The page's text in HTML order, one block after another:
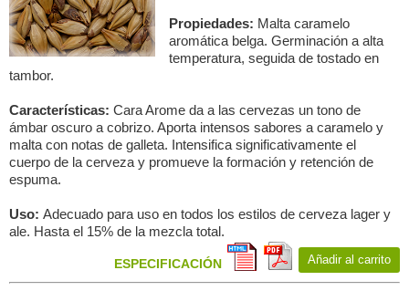
Propiedades: Malta caramelo
aromática belga. Germinación a alta
temperatura, seguida de tostado en
tambor.
Características: Cara Arome da a las cervezas un tono de
ámbar oscuro a cobrizo. Aporta intensos sabores a caramelo y
malta con notas de galleta. Intensifica significativamente el
cuerpo de la cerveza y promueve la formación y retención de
espuma.
Uso: Adecuado para uso en todos los estilos de cerveza lager y
ale. Hasta el 15% de la mezcla total.
ESPECIFICACIÓN Añadir al carrito